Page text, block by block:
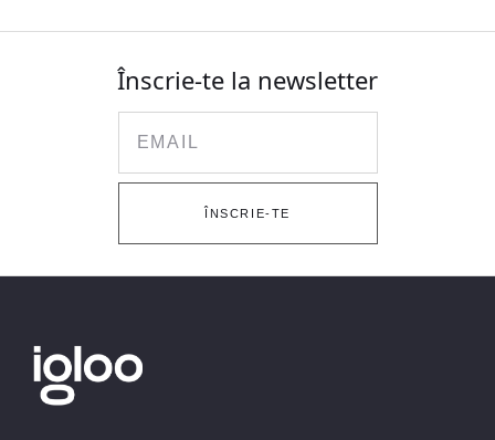
Înscrie-te la newsletter
ÎNSCRIE-TE